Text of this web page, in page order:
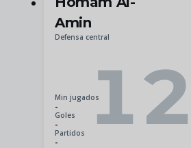
Amin
Defensa central
Min jugados
-
Goles
-
Partidos
-
12